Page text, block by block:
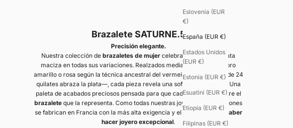
Eslovenia (EUR
€)
España (EUR €)
Estados Unidos
(EUR €)
Estonia (EUR €)
Esuatini (EUR €)
Etiopía (EUR €)
Filipinas (EUR €)
Brazalete SATURNE.5
Precisión elegante.
Nuestra colección de brazaletes de mujer celebra el brillo de la plata
maciza en todas sus variaciones. Realzados mediante un baño de oro
amarillo o rosa según la técnica ancestral del vermeil —donde el oro de 24
quilates abraza la plata—, cada pieza revela una sofisticación única. Una
paleta de acabados preciosos pensada para que cada mujer encuentre el
brazalete que la representa. Como todas nuestras joyas, estas creaciones
se fabrican en Francia con la más alta exigencia y el respeto por un saber
hacer joyero excepcional.